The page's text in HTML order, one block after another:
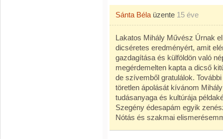
Sánta Béla üzente 15 éve
Lakatos Mihály Művész Úrnak
dicséretes eredményért, amit
gazdagítása és külföldön való
megérdemelten kapta a dicső
de szívemből gratulálok.
töretlen ápolását kívánom
tudásanyaga és kultúrája
Szegény édesapám egyik
Nótás és szakmai